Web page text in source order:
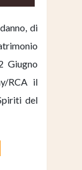
di
Giugno
RCA il
del